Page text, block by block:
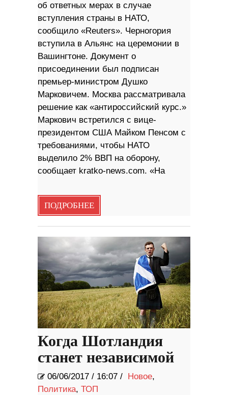
об ответных мерах в случае
вступления страны в НАТО,
сообщило «Reuters». Черногория
вступила в Альянс на церемонии в
Вашингтоне. Документ о
присоединении был подписан
премьер-министром Душко
Марковичем. Москва рассматривала
решение как «антироссийский курс.»
Маркович встретился с вице-
президентом США Майком Пенсом с
требованиями, чтобы НАТО
выделило 2% ВВП на оборону,
сообщает kratko-news.com. «На
ПОДРОБНЕЕ
Когда Шотландия
станет независимой
06/06/2017 / 16:07 / Новое,
Политика, ТОП